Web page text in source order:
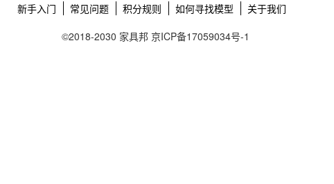
新手入门 常见问题 积分规则 如何寻找模型
关于我们
©2018-2030 家具邦 京ICP备17059034号-1